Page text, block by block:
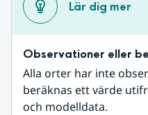
Lär dig mer
Observationer eller
Alla orter har inte
beräknas ett värde
och modelldata.